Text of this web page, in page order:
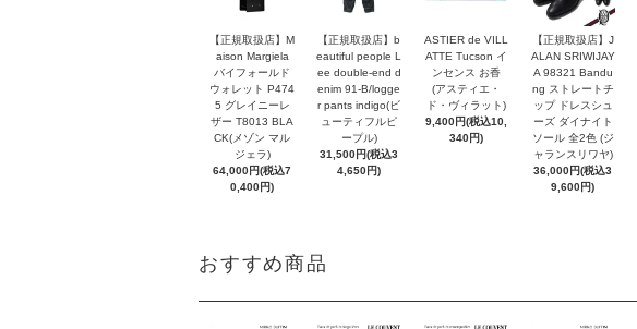
【正規取扱店】M
aison Margiela
バイフォールド
ウォレット P474
5 グレイニーレ
ザー T8013 BLA
CK(メゾン マル
ジェラ)
64,000円(税込7
0,400円)
【正規取扱店】b
eautiful people L
ee double-end d
enim 91-B/logge
r pants indigo(ビ
ューティフルピ
ープル)
31,500円(税込3
4,650円)
ASTIER de VILL
ATTE Tucson イ
ンセンス お香
(アスティエ・
ド・ヴィラット)
9,400円(税込10,
340円)
【正規取扱店】J
ALAN SRIWIJAY
A 98321 Bandu
ng ストレートチ
ップ ドレスシュ
ーズ ダイナイト
ソール 全2色 (ジ
ャランスリワヤ)
36,000円(税込3
9,600円)
おすすめ商品